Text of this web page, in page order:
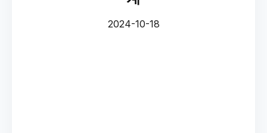
2024-10-18